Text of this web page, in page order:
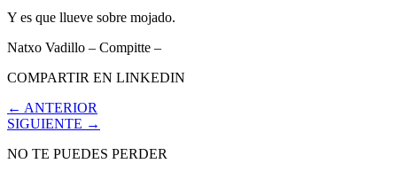
Y es que llueve sobre mojado.
Natxo Vadillo – Compitte –
COMPARTIR EN LINKEDIN
← ANTERIOR
SIGUIENTE →
NO TE PUEDES PERDER